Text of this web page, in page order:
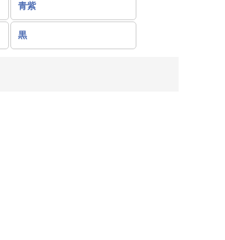
青紫
黒